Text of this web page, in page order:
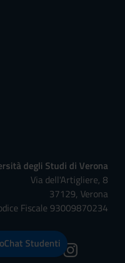
degli Studi di Verona
Via dell'Artigliere, 8
37129, Verona
Fiscale 93009870234
Studenti